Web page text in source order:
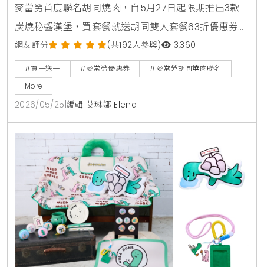
麥當勞首度聯名胡同燒肉，自5月27日起限期推出3款
炭燒秘醬漢堡，買套餐就送胡同雙人套餐63折優惠券。
人氣捲捲薯條同步回歸，還有西西里金選冰美式全新登
場，搭配APP年中慶享買1送1。
網友評分 (共192人參與) 3,360
#買一送一 #麥當勞優惠券
#麥當勞胡同燒肉聯名
More
2026/05/25 編輯 艾琳娜 Elena